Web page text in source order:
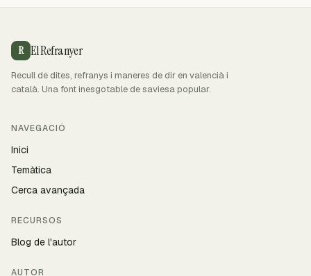
R El Refranyer
Recull de dites, refranys i maneres de dir en valencià i
català. Una font inesgotable de saviesa popular.
NAVEGACIÓ
Inici
Temàtica
Cerca avançada
RECURSOS
Blog de l'autor
AUTOR